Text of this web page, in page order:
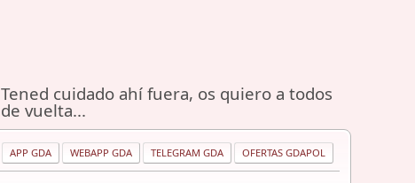
Tened cuidado ahí fuera, os quiero a todos
de vuelta...
APP GDA WEBAPP GDA TELEGRAM GDA OFERTAS GDAPOL